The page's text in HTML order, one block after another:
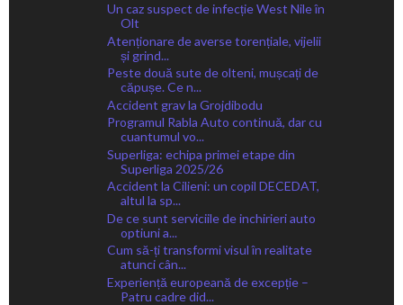
Un caz suspect de infecție West Nile în
Olt
Atenționare de averse torențiale, vijelii
și grind...
Peste două sute de olteni, mușcați de
căpușe. Ce n...
Accident grav la Grojdibodu
Programul Rabla Auto continuă, dar cu
cuantumul vo...
Superliga: echipa primei etape din
Superliga 2025/26
Accident la Cilieni: un copil DECEDAT,
altul la sp...
De ce sunt serviciile de inchirieri auto
optiuni a...
Cum să-ți transformi visul în realitate
atunci cân...
Experiență europeană de excepție –
Patru cadre did...